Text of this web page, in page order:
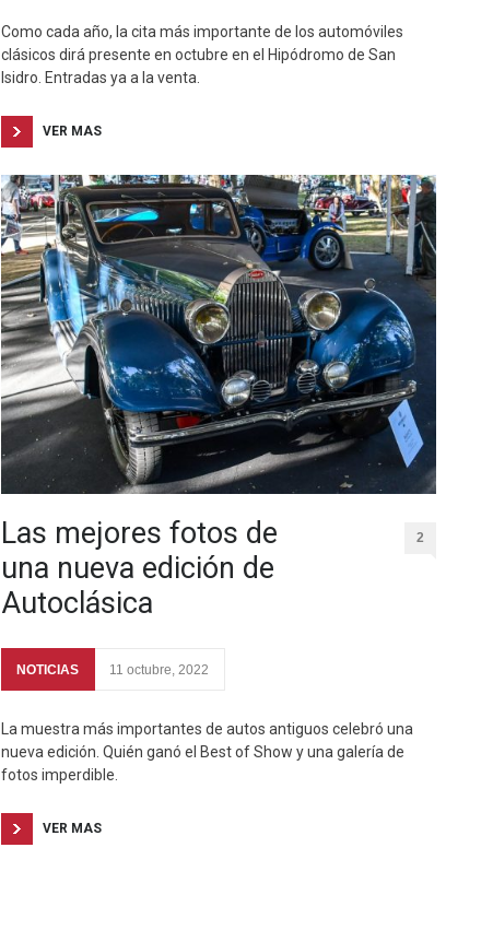
Como cada año, la cita más importante de los automóviles
clásicos dirá presente en octubre en el Hipódromo de San
Isidro. Entradas ya a la venta.
VER MAS
Las mejores fotos de
una nueva edición de
Autoclásica
2
NOTICIAS 11 octubre, 2022
La muestra más importantes de autos antiguos celebró una
nueva edición. Quién ganó el Best of Show y una galería de
fotos imperdible.
VER MAS